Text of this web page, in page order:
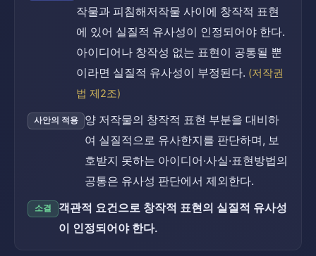
작물과 피침해저작물 사이에 창작적 표현
에 있어 실질적 유사성이 인정되어야 한다.
아이디어나 창작성 없는 표현이 공통될 뿐
이라면 실질적 유사성이 부정된다. (저작권
법 제2조)
사안의 적용
양 저작물의 창작적 표현 부분을 대비하
여 실질적으로 유사한지를 판단하며, 보
호받지 못하는 아이디어·사실·표현방법의
공통은 유사성 판단에서 제외한다.
소결
객관적 요건으로 창작적 표현의 실질적 유사성
이 인정되어야 한다.